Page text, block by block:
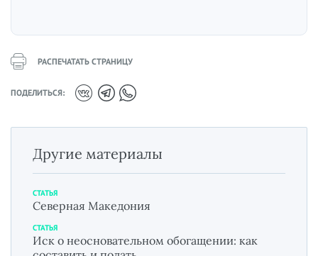
РАСПЕЧАТАТЬ СТРАНИЦУ
ПОДЕЛИТЬСЯ:
Другие материалы
СТАТЬЯ
Cеверная Македония
СТАТЬЯ
Иск о неосновательном обогащении: как